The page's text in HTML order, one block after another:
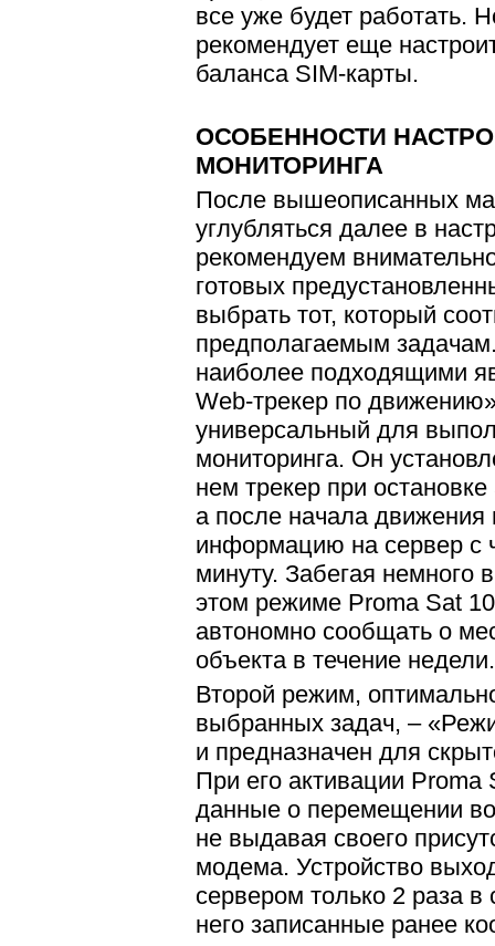
все уже будет работать.
рекомендует еще
баланса SIM-карты.
ОСОБЕННОСТИ
МОНИТОРИНГА
После вышеописанных
углубляться далее в
рекомендуем
готовых
выбрать тот, который
предполагаемым
наиболее подходящими
Web-трекер по
универсальный для
мониторинга. Он
нем трекер при
а после начала движения
информацию на сервер с
минуту. Забегая немного
этом режиме Proma Sat
автономно сообщать о
объекта в течение недели.
Второй режим,
выбранных задач, –
и предназначен для
При его активации Proma
данные о перемещении
не выдавая своего
модема. Устройство
сервером только 2 раза в
него записанные ранее